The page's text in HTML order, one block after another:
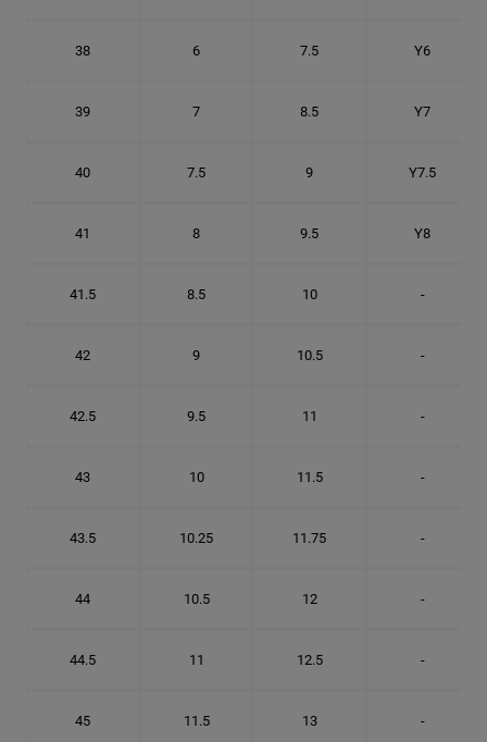
38 6 7.5 Y6
39 7 8.5 Y7
40 7.5 9 Y7.5
41 8 9.5 Y8
41.5 8.5 10 -
42 9 10.5 -
42.5 9.5 11 -
43 10 11.5 -
43.5 10.25 11.75 -
44 10.5 12 -
44.5 11 12.5 -
45 11.5 13 -